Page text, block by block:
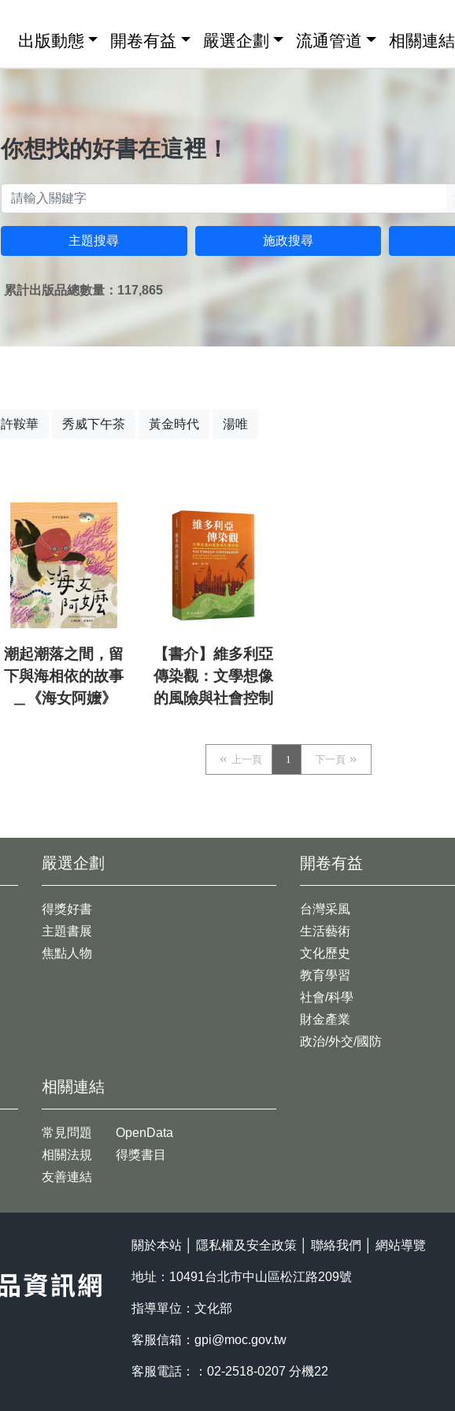
出版動態 開卷有益 嚴選企劃 流通管道 相關連結
你想找的好書在這裡！
主題搜尋 施政搜尋
累計出版品總數量：117,865
許鞍華 秀威下午茶 黃金時代 湯唯
潮起潮落之間，留
下與海相依的故事
＿《海女阿嬤》
【書介】維多利亞
傳染觀：文學想像
的風險與社會控制
上一頁 1 下一頁
開卷有益
台灣采風
生活藝術
文化歷史
教育學習
社會/科學
財金產業
政治/外交/國防
嚴選企劃
得獎好書
主題書展
焦點人物
相關連結
常見問題
相關法規
友善連結
OpenData
得獎書目
關於本站 隱私權及安全政策 聯絡我們 網站導覽
地址：10491台北市中山區松江路209號
指導單位：文化部
客服信箱： gpi@moc.gov.tw
客服電話：：02-2518-0207 分機22